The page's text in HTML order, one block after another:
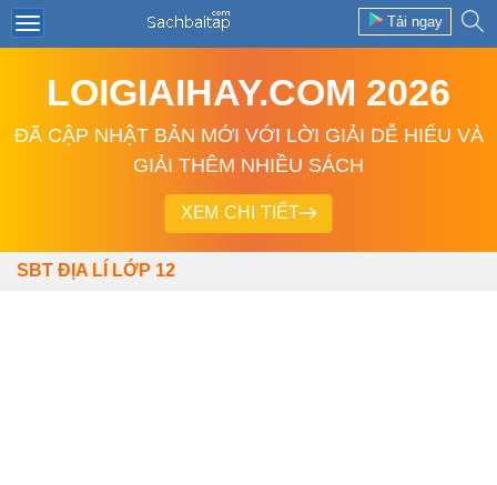
Tải ngay
LOIGIAIHAY.COM 2026
ĐÃ CẬP NHẬT BẢN MỚI VỚI LỜI GIẢI DỄ HIỂU VÀ
GIẢI THÊM NHIỀU SÁCH
XEM CHI TIẾT
SBT ĐỊA LÍ LỚP 12